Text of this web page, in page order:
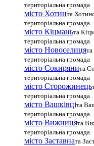
територіальна громада
місто Хотинта
територіальна громада
місто Кіцманьта
територіальна громада
місто Новоселиця
територіальна громада
місто Сокирянита
територіальна громада
місто Сторожинець
територіальна громада
місто Вашківціта
територіальна громада
місто Вижницята
територіальна громада
місто Заставната